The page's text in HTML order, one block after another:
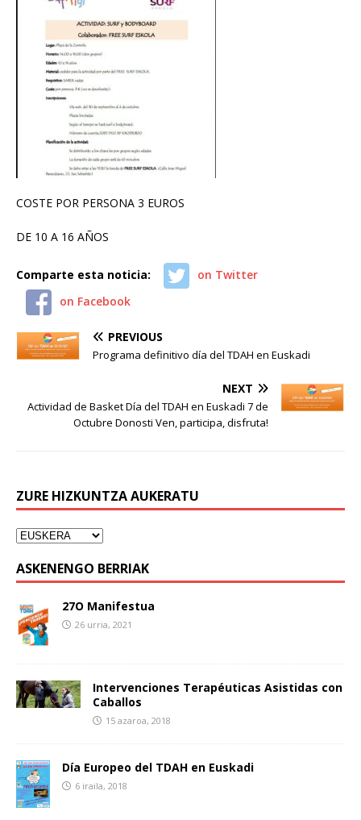
COSTE POR PERSONA 3 EUROS
DE 10 A 16 AÑOS
Comparte esta noticia:
on Twitter
on Facebook
PREVIOUS
Programa definitivo día del TDAH en Euskadi
NEXT
Actividad de Basket Día del TDAH en Euskadi 7 de
Octubre Donosti Ven, participa, disfruta!
ZURE HIZKUNTZA AUKERATU
ASKENENGO BERRIAK
27O Manifestua
26 urria, 2021
Intervenciones Terapéuticas Asistidas con
Caballos
15 azaroa, 2018
Día Europeo del TDAH en Euskadi
6 iraila, 2018